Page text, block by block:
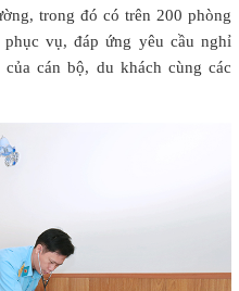
trong đó có trên 200 phòng
vụ, đáp ứng yêu cầu nghỉ
cán bộ, du khách cùng các